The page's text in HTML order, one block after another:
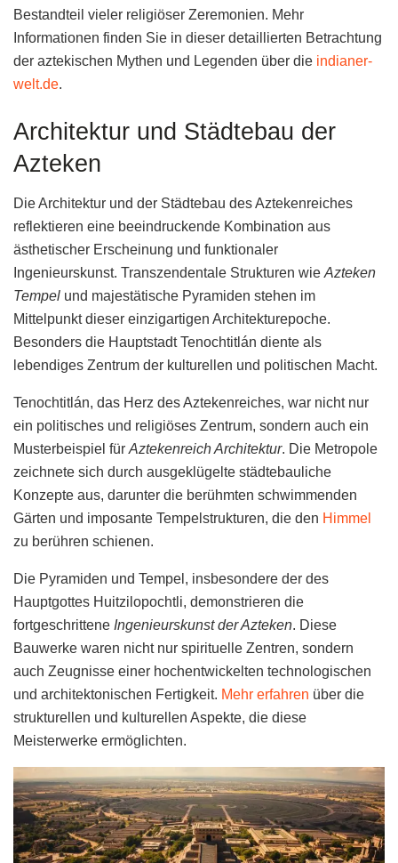
Bestandteil vieler religiöser Zeremonien. Mehr
Informationen finden Sie in dieser detaillierten Betrachtung
der aztekischen Mythen und Legenden über die indianer-
welt.de.
Architektur und Städtebau der
Azteken
Die Architektur und der Städtebau des Aztekenreiches
reflektieren eine beeindruckende Kombination aus
ästhetischer Erscheinung und funktionaler
Ingenieurskunst. Transzendentale Strukturen wie Azteken
Tempel und majestätische Pyramiden stehen im
Mittelpunkt dieser einzigartigen Architekturepoche.
Besonders die Hauptstadt Tenochtitlán diente als
lebendiges Zentrum der kulturellen und politischen Macht.
Tenochtitlán, das Herz des Aztekenreiches, war nicht nur
ein politisches und religiöses Zentrum, sondern auch ein
Musterbeispiel für Aztekenreich Architektur. Die Metropole
zeichnete sich durch ausgeklügelte städtebauliche
Konzepte aus, darunter die berühmten schwimmenden
Gärten und imposante Tempelstrukturen, die den Himmel
zu berühren schienen.
Die Pyramiden und Tempel, insbesondere der des
Hauptgottes Huitzilopochtli, demonstrieren die
fortgeschrittene Ingenieurskunst der Azteken. Diese
Bauwerke waren nicht nur spirituelle Zentren, sondern
auch Zeugnisse einer hochentwickelten technologischen
und architektonischen Fertigkeit. Mehr erfahren über die
strukturellen und kulturellen Aspekte, die diese
Meisterwerke ermöglichten.